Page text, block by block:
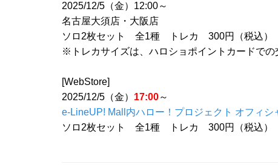
2025/12/5（金）12:00～
名古屋大須店・大阪店
ソロ2枚セット 全1種 トレカ 300円（税込）
※トレカサイズは、ハロショポイントカードでの
[WebStore]
2025/12/5（金） 17:00～
e-LineUP! Mall内ハロー！プロジェクト オフィシ
ソロ2枚セット 全1種 トレカ 300円（税込）